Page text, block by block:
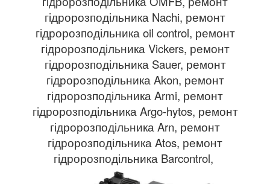
гідророзподільника Nachi, ремонт
гідророзподільника oil control, ремонт
гідророзподільника Vickers, ремонт
гідророзподільника Sauer, ремонт
гідророзподільника Akon, ремонт
гідророзподільника Armi, ремонт
гідророзподільника Argo-hytos, ремонт
гідророзподільника Arn, ремонт
гідророзподільника Atos, ремонт
гідророзподільника Barcontrol,